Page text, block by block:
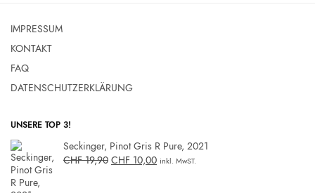
IMPRESSUM
KONTAKT
FAQ
DATENSCHUTZERKLÄRUNG
UNSERE TOP 3!
Seckinger, Pinot Gris R Pure, 2021
CHF19,90 CHF 10,00 inkl. MwST.